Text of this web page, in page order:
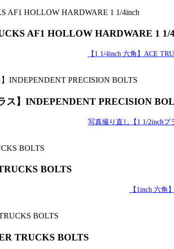
AF1 HOLLOW HARDWARE 1 1/
【1 1/4inch 六角】ACE
ス】INDEPENDENT PRECISION
写真撮り直し【1 1/2inchプ
BOLTS
【1inch 六角
TRUCKS BOLTS